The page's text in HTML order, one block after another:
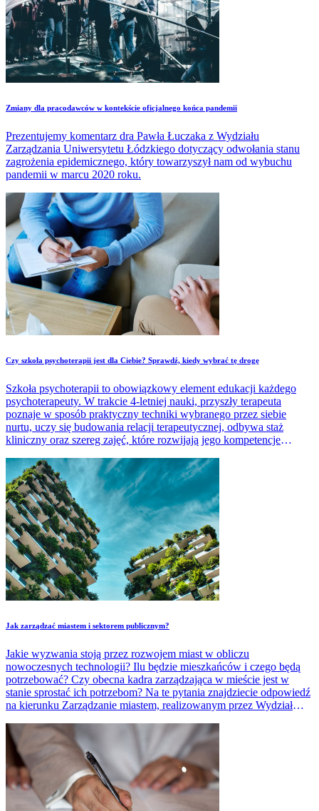
Zmiany dla pracodawców w kontekście oficjalnego końca pandemii
Prezentujemy komentarz dra Pawła Łuczaka z Wydziału
Zarządzania Uniwersytetu Łódzkiego dotyczący odwołania stanu
zagrożenia epidemicznego, który towarzyszył nam od wybuchu
pandemii w marcu 2020 roku.
Czy szkoła psychoterapii jest dla Ciebie? Sprawdź, kiedy wybrać tę drogę
Szkoła psychoterapii to obowiązkowy element edukacji każdego
psychoterapeuty. W trakcie 4-letniej nauki, przyszły terapeuta
poznaje w sposób praktyczny techniki wybranego przez siebie
nurtu, uczy się budowania relacji terapeutycznej, odbywa staż
kliniczny oraz szereg zajęć, które rozwijają jego kompetencje
czy to opcja dla Ciebie? Sprawdź!
​Jak zarządzać miastem i sektorem publicznym?
Jakie wyzwania stoją przez rozwojem miast w obliczu
nowoczesnych technologii? Ilu będzie mieszkańców i czego będą
potrzebować? Czy obecna kadra zarządzająca w mieście jest w
stanie sprostać ich potrzebom? Na te pytania znajdziecie odpowiedź
na kierunku Zarządzanie miastem, realizowanym przez Wydział